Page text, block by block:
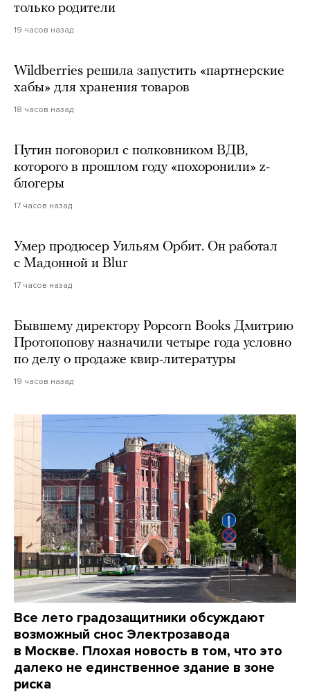
только родители
19 часов назад
Wildberries решила запустить «партнерские
хабы» для хранения товаров
18 часов назад
Путин поговорил с полковником ВДВ,
которого в прошлом году «похоронили» z-
блогеры
17 часов назад
Умер продюсер Уильям Орбит. Он работал
с Мадонной и Blur
17 часов назад
Бывшему директору Popcorn Books Дмитрию
Протопопову назначили четыре года условно
по делу о продаже квир-литературы
19 часов назад
Все лето градозащитники обсуждают
возможный снос Электрозавода
в Москве. Плохая новость в том, что это
далеко не единственное здание в зоне
риска